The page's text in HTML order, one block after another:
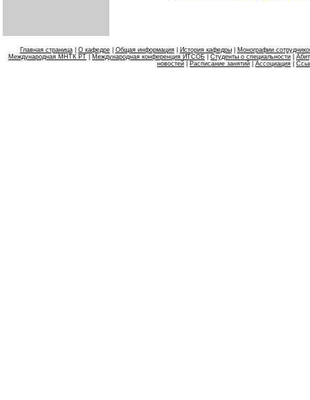
Главная страница| О кафедре| Общая информация| История кафедры|
Монографии
Международная МНТК РТ
Международная конференция ИТСОБ Студенты о специальности
новостей
Расписание занятий Ассоциация